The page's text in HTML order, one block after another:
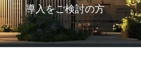
導入をご検討の方